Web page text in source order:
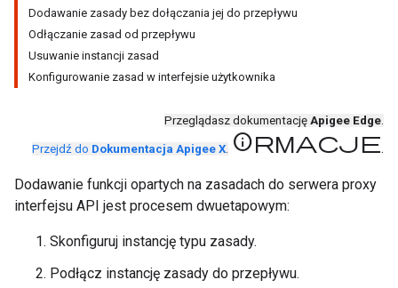
Dodawanie zasady bez dołączania jej do przepływu
Odłączanie zasad od przepływu
Usuwanie instancji zasad
Konfigurowanie zasad w interfejsie użytkownika
Przeglądasz dokumentację Apigee Edge.
Przejdź do Dokumentacja Apigee X. informacje.
Dodawanie funkcji opartych na zasadach do serwera proxy
interfejsu API jest procesem dwuetapowym:
Skonfiguruj instancję typu zasady.
Podłącz instancję zasady do przepływu.